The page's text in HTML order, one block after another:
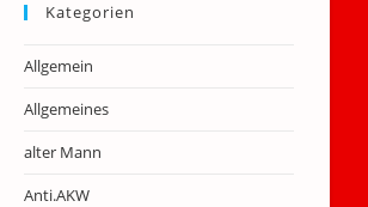
Kategorien
Allgemein
Allgemeines
alter Mann
Anti.AKW